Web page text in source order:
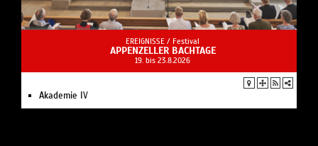
EREIGNISSE / Festival
APPENZELLER BACHTAGE
19. bis 23.8.2026
Akademie IV